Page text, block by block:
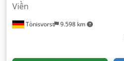
Tönisvorst 9.598 km
Viền